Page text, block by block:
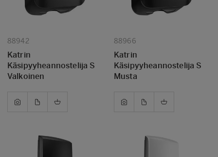
88942
Katrin
Käsipyyheannostelija S
Valkoinen
88966
Katrin
Käsipyyheannostelija S
Musta